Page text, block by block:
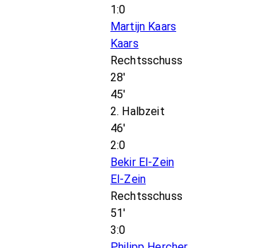
1:0
Martijn Kaars
Kaars
Rechtsschuss
28'
45'
2. Halbzeit
46'
2:0
Bekir El-Zein
El-Zein
Rechtsschuss
51'
3:0